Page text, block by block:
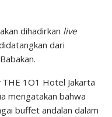
dihadirkan live
dari
THE 1O1 Hotel Jakarta
mengatakan bahwa
buffet andalan dalam